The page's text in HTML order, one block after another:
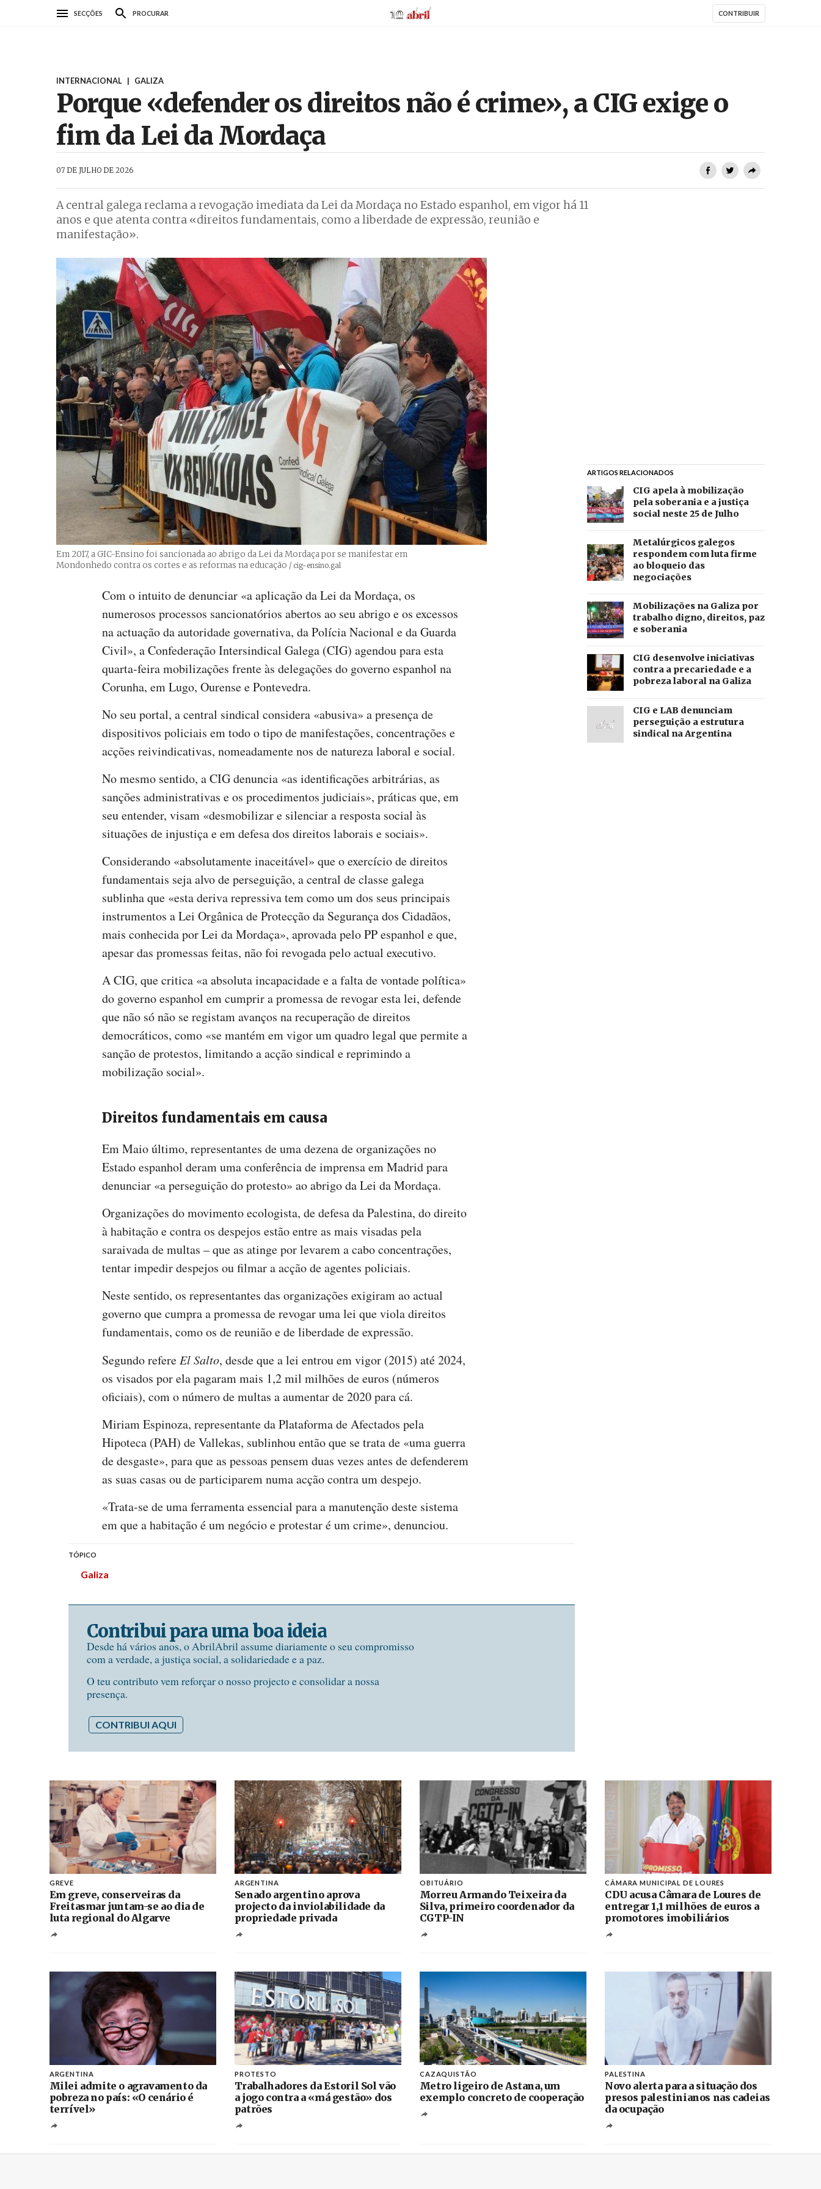
SECÇÕES PROCURAR AbrilAbril CONTRIBUIR
INTERNACIONAL | GALIZA
Porque «defender os direitos não é crime», a CIG exige o
fim da Lei da Mordaça
07 DE JULHO DE 2026
A central galega reclama a revogação imediata da Lei da Mordaça no Estado espanhol, em vigor há 11
anos e que atenta contra «direitos fundamentais, como a liberdade de expressão, reunião e
manifestação».
Em 2017, a GIC-Ensino foi sancionada ao abrigo da Lei da Mordaça por se manifestar em
Mondonhedo contra os cortes e as reformas na educação Créditos
/ cig-ensino.gal
Com o intuito de denunciar «a aplicação da Lei da Mordaça, os
numerosos processos sancionatórios abertos ao seu abrigo e os excessos
na actuação da autoridade governativa, da Polícia Nacional e da Guarda
Civil», a Confederação Intersindical Galega (CIG) agendou para esta
quarta-feira mobilizações frente às delegações do governo espanhol na
Corunha, em Lugo, Ourense e Pontevedra.
No seu portal, a central sindical considera «abusiva» a presença de
dispositivos policiais em todo o tipo de manifestações, concentrações e
acções reivindicativas, nomeadamente nos de natureza laboral e social.
No mesmo sentido, a CIG denuncia «as identificações arbitrárias, as
sanções administrativas e os procedimentos judiciais», práticas que, em
seu entender, visam «desmobilizar e silenciar a resposta social às
situações de injustiça e em defesa dos direitos laborais e sociais».
Considerando «absolutamente inaceitável» que o exercício de direitos
fundamentais seja alvo de perseguição, a central de classe galega
sublinha que «esta deriva repressiva tem como um dos seus principais
instrumentos a Lei Orgânica de Protecção da Segurança dos Cidadãos,
mais conhecida por Lei da Mordaça», aprovada pelo PP espanhol e que,
apesar das promessas feitas, não foi revogada pelo actual executivo.
A CIG, que critica «a absoluta incapacidade e a falta de vontade política»
do governo espanhol em cumprir a promessa de revogar esta lei, defende
que não só não se registam avanços na recuperação de direitos
democráticos, como «se mantém em vigor um quadro legal que permite a
sanção de protestos, limitando a acção sindical e reprimindo a
mobilização social».
Direitos fundamentais em causa
Em Maio último, representantes de uma dezena de organizações no
Estado espanhol deram uma conferência de imprensa em Madrid para
denunciar «a perseguição do protesto» ao abrigo da Lei da Mordaça.
Organizações do movimento ecologista, de defesa da Palestina, do direito
à habitação e contra os despejos estão entre as mais visadas pela
saraivada de multas – que as atinge por levarem a cabo concentrações,
tentar impedir despejos ou filmar a acção de agentes policiais.
Neste sentido, os representantes das organizações exigiram ao actual
governo que cumpra a promessa de revogar uma lei que viola direitos
fundamentais, como os de reunião e de liberdade de expressão.
Segundo refereEl Salto, desde que a lei entrou em vigor (2015) até 2024,
os visados por ela pagaram mais 1,2 mil milhões de euros (números
oficiais), com o número de multas a aumentar de 2020 para cá.
Miriam Espinoza, representante da Plataforma de Afectados pela
Hipoteca (PAH) de Vallekas, sublinhou então que se trata de «uma guerra
de desgaste», para que as pessoas pensem duas vezes antes de defenderem
as suas casas ou de participarem numa acção contra um despejo.
«Trata-se de uma ferramenta essencial para a manutenção deste sistema
em que a habitação é um negócio e protestar é um crime», denunciou.
TÓPICO
Galiza
Contribui para uma boa ideia
Desde há vários anos, o AbrilAbril assume diariamente o seu compromisso
com a verdade, a justiça social, a solidariedade e a paz.
O teu contributo vem reforçar o nosso projecto e consolidar a nossa
presença.
CONTRIBUI AQUI
ARTIGOS RELACIONADOS
CIG apela à mobilização
pela soberania e a justiça
social neste 25 de Julho
Metalúrgicos galegos
respondem com luta firme
ao bloqueio das
negociações
Mobilizações na Galiza por
trabalho digno, direitos, paz
e soberania
CIG desenvolve iniciativas
contra a precariedade e a
pobreza laboral na Galiza
CIG e LAB denunciam
perseguição a estrutura
sindical na Argentina
GREVE
Em greve, conserveiras da
Freitasmar juntam-se ao dia de
luta regional do Algarve
ARGENTINA
Senado argentino aprova
projecto da inviolabilidade da
propriedade privada
OBITUÁRIO
Morreu Armando Teixeira da
Silva, primeiro coordenador da
CGTP-IN
CÂMARA MUNICIPAL DE LOURES
CDU acusa Câmara de Loures de
entregar 1,1 milhões de euros a
promotores imobiliários
ARGENTINA
Milei admite o agravamento da
pobreza no país: «O cenário é
terrível»
PROTESTO
Trabalhadores da Estoril Sol vão
a jogo contra a «má gestão» dos
patrões
CAZAQUISTÃO
Metro ligeiro de Astana, um
exemplo concreto de cooperação
PALESTINA
Novo alerta para a situação dos
presos palestinianos nas cadeias
da ocupação